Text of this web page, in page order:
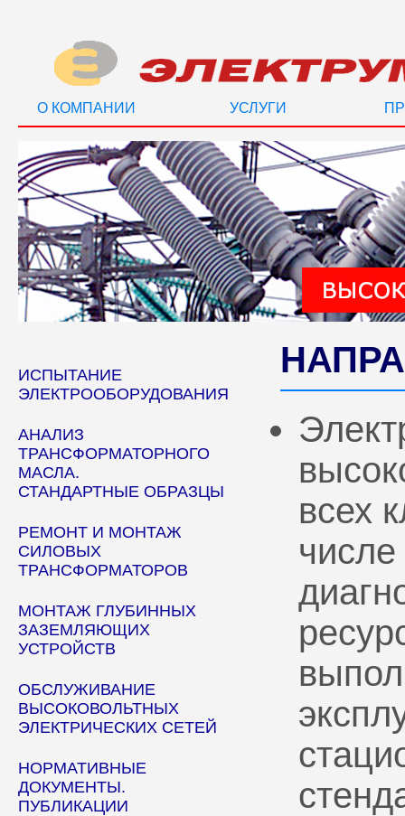
О КОМПАНИИ УСЛУГИ
ИСПЫТАНИЕ
ЭЛЕКТРООБОРУДОВАНИЯ
АНАЛИЗ
ТРАНСФОРМАТОРНОГО
МАСЛА.
СТАНДАРТНЫЕ ОБРАЗЦЫ
РЕМОНТ И МОНТАЖ
СИЛОВЫХ
ТРАНСФОРМАТОРОВ
МОНТАЖ ГЛУБИННЫХ
ЗАЗЕМЛЯЮЩИХ
УСТРОЙСТВ
ОБСЛУЖИВАНИЕ
ВЫСОКОВОЛЬТНЫХ
ЭЛЕКТРИЧЕСКИХ СЕТЕЙ
НОРМАТИВНЫЕ
ДОКУМЕНТЫ.
ПУБЛИКАЦИИ
всех